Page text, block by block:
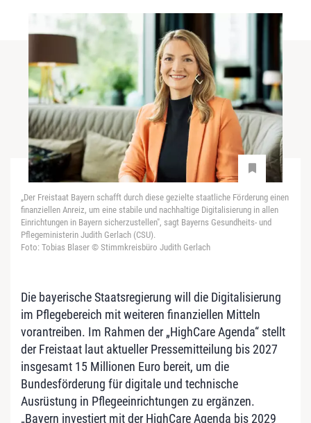
„Der Freistaat Bayern schafft durch diese gezielte staatliche Förderung einen
finanziellen Anreiz, um eine stabile und nachhaltige Digitalisierung in allen
Einrichtungen in Bayern sicherzustellen", sagt Bayerns Gesundheits- und
Pflegeministerin Judith Gerlach (CSU).
Foto: Tobias Blaser © Stimmkreisbüro Judith Gerlach
Die bayerische Staatsregierung will die Digitalisierung
im Pflegebereich mit weiteren finanziellen Mitteln
vorantreiben. Im Rahmen der „HighCare Agenda“ stellt
der Freistaat laut aktueller Pressemitteilung bis 2027
insgesamt 15 Millionen Euro bereit, um die
Bundesförderung für digitale und technische
Ausrüstung in Pflegeeinrichtungen zu ergänzen.
„Bayern investiert mit der HighCare Agenda bis 2029